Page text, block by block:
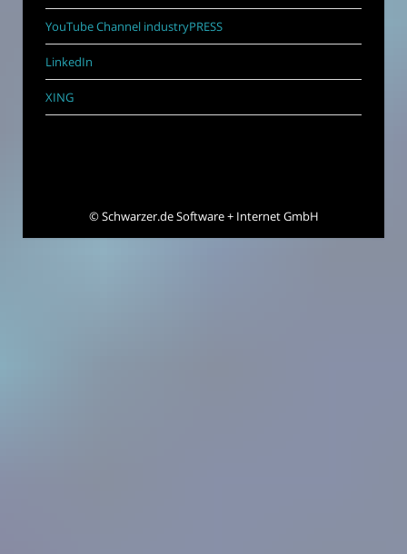
YouTube Channel industryPRESS
LinkedIn
XING
©Schwarzer.de Software + Internet GmbH